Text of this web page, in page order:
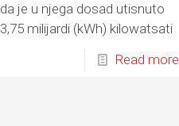
da je u njega dosad utisnuto
3,75 milijardi (kWh) kilowatsati
Read more